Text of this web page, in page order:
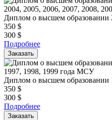
Диплом о высшем
350 $
300 $
Подробнее
Заказать
Диплом о высшем
350 $
300 $
Подробнее
Заказать